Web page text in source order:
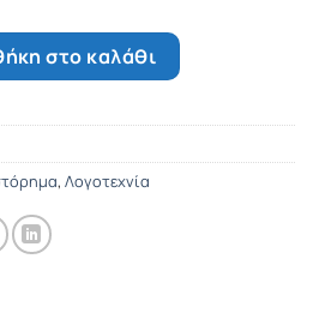
1968) ποσότητα
στο καλάθι
, Λογοτεχνία